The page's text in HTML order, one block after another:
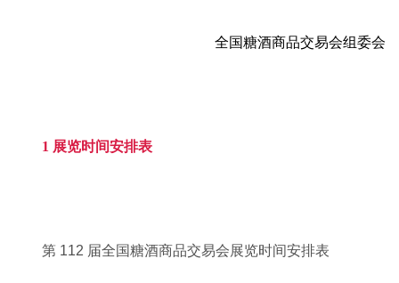
全国糖酒商品交易会组委会
1 展览时间安排表
第 112 届全国糖酒商品交易会展览时间安排表